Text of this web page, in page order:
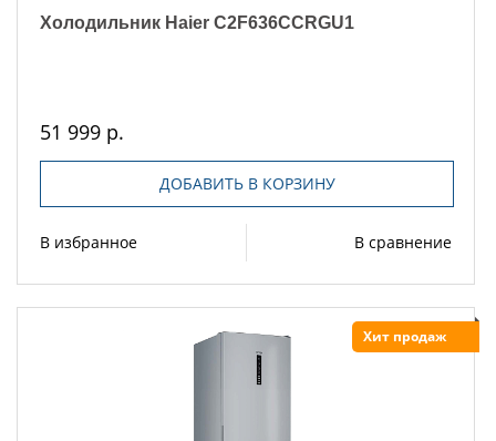
Холодильник Haier C2F636CCRGU1
51 999 р.
ДОБАВИТЬ В КОРЗИНУ
В избранное В сравнение
Хит продаж